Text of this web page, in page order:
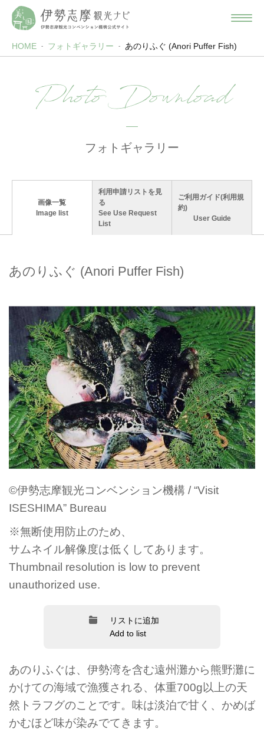
HOME フォトギャラリー あのりふぐ (Anori Puffer Fish)
Photo Download
フォトギャラリー
画像一覧
Image list
利用申請リストを見
る
See Use Request
List
ご利用ガイド(利用規
約)
User Guide
あのりふぐ (Anori Puffer Fish)
©伊勢志摩観光コンベンション機構 / “Visit
ISESHIMA” Bureau
※無断使用防止のため、
サムネイル解像度は低くしてあります。
Thumbnail resolution is low to prevent
unauthorized use.
リストに追加
Add to list
あのりふぐは、伊勢湾を含む遠州灘から熊野灘に
かけての海域で漁獲される、体重700g以上の天
然トラフグのことです。味は淡泊で甘く、かめば
かむほど味が染みでてきます。